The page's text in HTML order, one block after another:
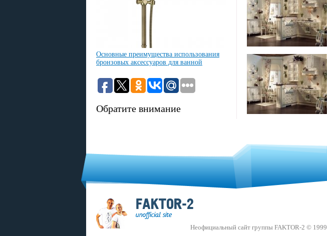
Основные преимущества использования
бронзовых аксессуаров для ванной
Обратите внимание
Неофициальный сайт группы FAKTOR-2 ©